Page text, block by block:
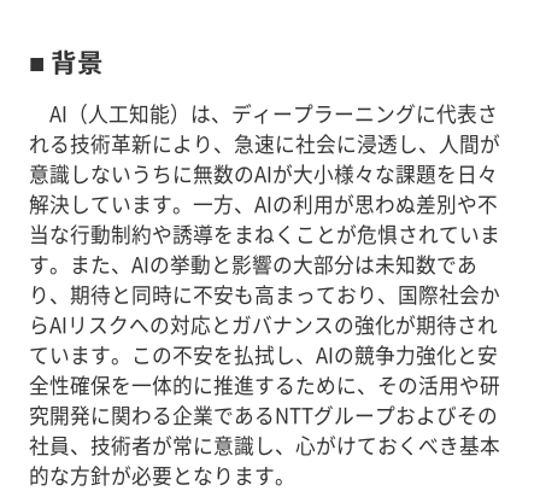
■ 背景
AI（人工知能）は、ディープラーニングに代表さ
れる技術革新により、急速に社会に浸透し、人間が
意識しないうちに無数のAIが大小様々な課題を日々
解決しています。一方、AIの利用が思わぬ差別や不
当な行動制約や誘導をまねくことが危惧されていま
す。また、AIの挙動と影響の大部分は未知数であ
り、期待と同時に不安も高まっており、国際社会か
らAIリスクへの対応とガバナンスの強化が期待され
ています。この不安を払拭し、AIの競争力強化と安
全性確保を一体的に推進するために、その活用や研
究開発に関わる企業であるNTTグループおよびその
社員、技術者が常に意識し、心がけておくべき基本
的な方針が必要となります。